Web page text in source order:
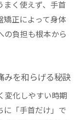
まく使えず、手首
矯正によって身体
の負担も根本から
みを和らげる秘訣
変化しやすい時期
に「手首だけ」で